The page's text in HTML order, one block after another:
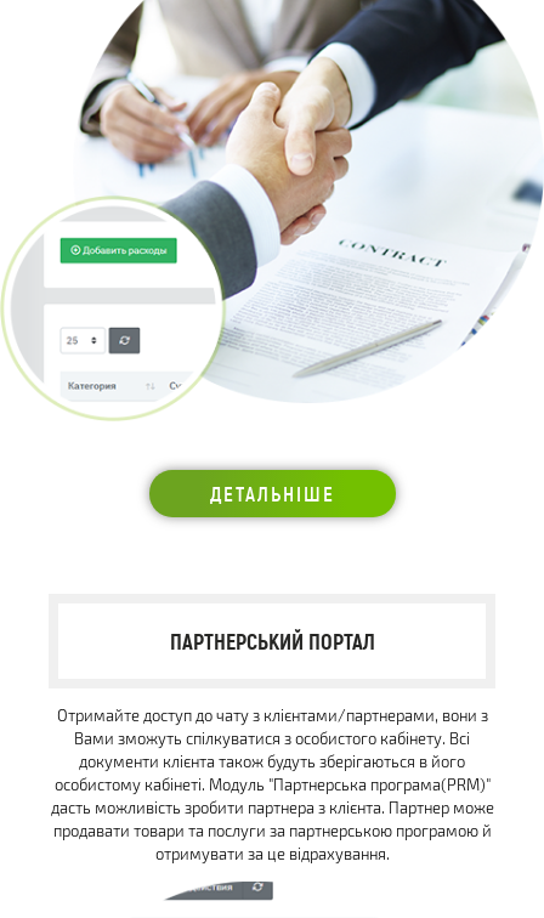
ДЕТАЛЬНІШЕ
ПАРТНЕРСЬКИЙ ПОРТАЛ
Отримайте доступ до чату з клієнтами/партнерами, вони з
Вами зможуть спілкуватися з особистого кабінету. Всі
документи клієнта також будуть зберігаються в його
особистому кабінеті. Модуль "Партнерська програма(PRM)"
дасть можливість зробити партнера з клієнта. Партнер може
продавати товари та послуги за партнерською програмою й
отримувати за це відрахування.